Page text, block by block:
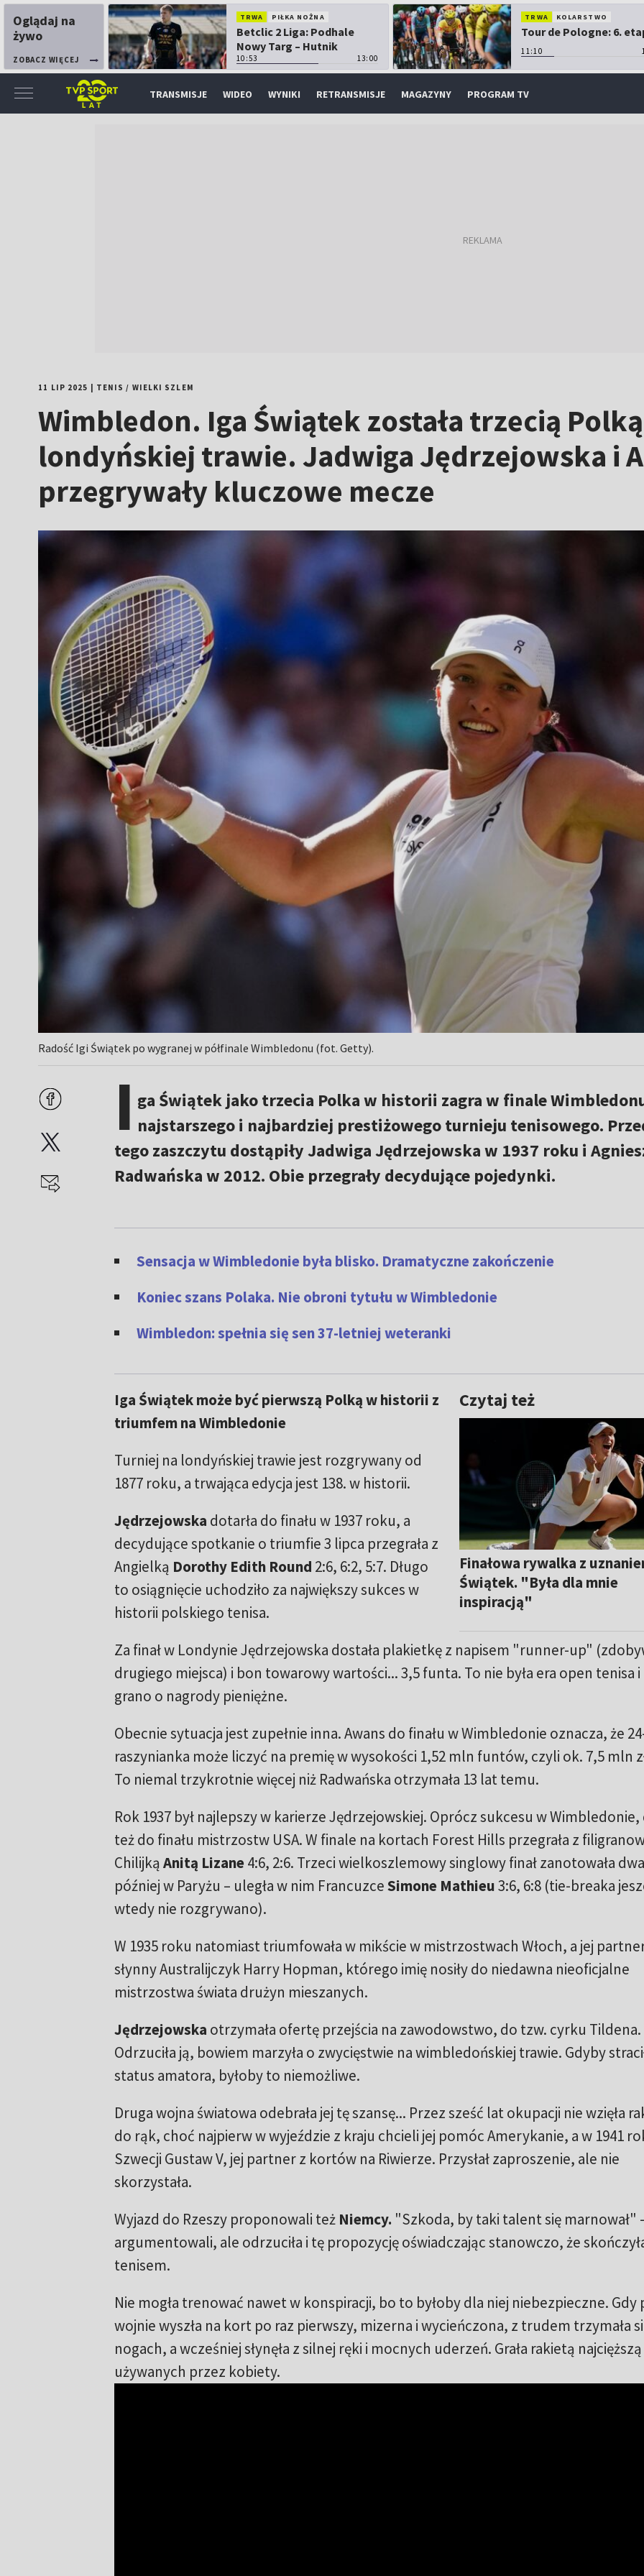
Oglądaj na
żywo
ZOBACZ WIĘCEJ
TRWA PIŁKA NOŻNA
Betclic 2 Liga: Podhale
Nowy Targ – Hutnik
Kraków
10:53 13:00
TRWA KOLARSTWO
Tour de Pologne: 6.
11:10
TRANSMISJE WIDEO WYNIKI RETRANSMISJE MAGAZYNY PROGRAM TV
11 LIP 2025 TENIS / WIELKI SZLEM
Wimbledon. Iga Świątek została trzecią
londyńskiej trawie. Jadwiga Jędrzejowska i
przegrywały kluczowe mecze
Radość Igi Świątek po wygranej w półfinale Wimbledonu (fot. Getty).
I ga Świątek jako trzecia Polka w historii zagra w finale
najstarszego i najbardziej prestiżowego turnieju tenisowego.
tego zaszczytu dostąpiły Jadwiga Jędrzejowska w 1937 roku i
Radwańska w 2012. Obie przegrały decydujące pojedynki.
Sensacja w Wimbledonie była blisko. Dramatyczne zakończenie
Koniec szans Polaka. Nie obroni tytułu w Wimbledonie
Wimbledon: spełnia się sen 37-letniej weteranki
Czytaj też
Finałowa rywalka z
Świątek. "Była dla mnie
inspiracją"
Iga Świątek może być pierwszą Polką w historii z
triumfem na Wimbledonie
Turniej na londyńskiej trawie jest rozgrywany od
1877 roku, a trwająca edycja jest 138. w historii.
Jędrzejowska dotarła do finału w 1937 roku, a
decydujące spotkanie o triumfie 3 lipca przegrała z
Angielką Dorothy Edith Round 2:6, 6:2, 5:7. Długo
to osiągnięcie uchodziło za największy sukces w
historii polskiego tenisa.
Za finał w Londynie Jędrzejowska dostała plakietkę z napisem "runner-up"
drugiego miejsca) i bon towarowy wartości... 3,5 funta. To nie była era open tenisa i
grano o nagrody pieniężne.
Obecnie sytuacja jest zupełnie inna. Awans do finału w Wimbledonie oznacza, że
raszynianka może liczyć na premię w wysokości 1,52 mln funtów, czyli ok. 7,5 mln
To niemal trzykrotnie więcej niż Radwańska otrzymała 13 lat temu.
Rok 1937 był najlepszy w karierze Jędrzejowskiej. Oprócz sukcesu w Wimbledonie,
też do finału mistrzostw USA. W finale na kortach Forest Hills przegrała z
Chilijką Anitą Lizane4:6, 2:6. Trzeci wielkoszlemowy singlowy finał zanotowała
później w Paryżu – uległa w nim FrancuzceSimone Mathieu3:6, 6:8 (tie-breaka
wtedy nie rozgrywano).
W 1935 roku natomiast triumfowała w mikście w mistrzostwach Włoch, a jej
słynny Australijczyk Harry Hopman, którego imię nosiły do niedawna nieoficjalne
mistrzostwa świata drużyn mieszanych.
Jędrzejowska otrzymała ofertę przejścia na zawodowstwo, do tzw. cyrku Tildena.
Odrzuciła ją, bowiem marzyła o zwycięstwie na wimbledońskiej trawie. Gdyby
status amatora, byłoby to niemożliwe.
Druga wojna światowa odebrała jej tę szansę... Przez sześć lat okupacji nie wzięła
do rąk, choć najpierw w wyjeździe z kraju chcieli jej pomóc Amerykanie, a w 1941
Szwecji Gustaw V, jej partner z kortów na Riwierze. Przysłał zaproszenie, ale nie
skorzystała.
Wyjazd do Rzeszy proponowali też Niemcy. "Szkoda, by taki talent się marnował"
argumentowali, ale odrzuciła i tę propozycję oświadczając stanowczo, że
tenisem.
Nie mogła trenować nawet w konspiracji, bo to byłoby dla niej niebezpieczne. Gdy
wojnie wyszła na kort po raz pierwszy, mizerna i wycieńczona, z trudem trzymała
nogach, a wcześniej słynęła z silnej ręki i mocnych uderzeń. Grała rakietą
używanych przez kobiety.